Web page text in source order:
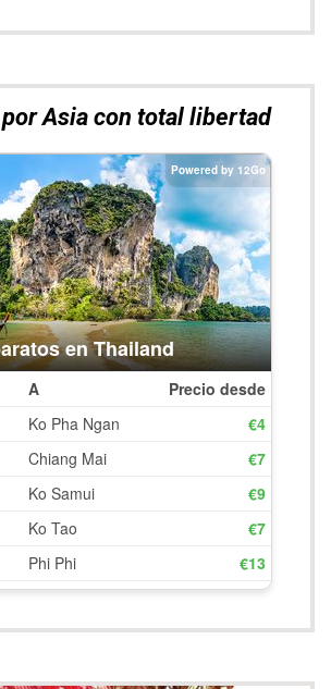
Asia con total libertad